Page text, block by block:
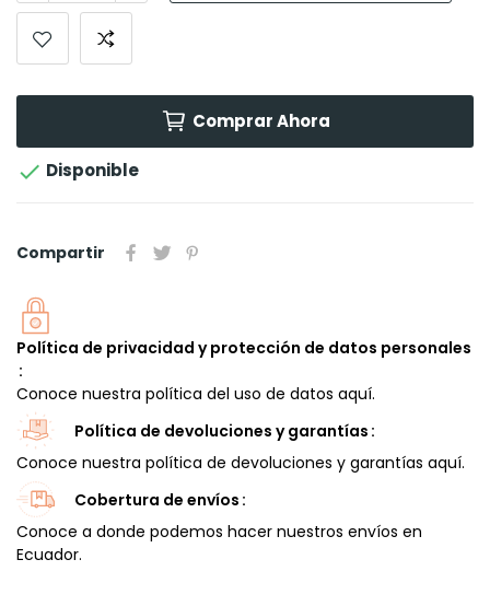
Comprar Ahora
 Disponible
Compartir
Política de privacidad y protección de datos personales
Conoce nuestra política del uso de datos aquí.
Política de devoluciones y garantías
Conoce nuestra política de devoluciones y garantías aquí.
Cobertura de envíos
Conoce a donde podemos hacer nuestros envíos en
Ecuador.